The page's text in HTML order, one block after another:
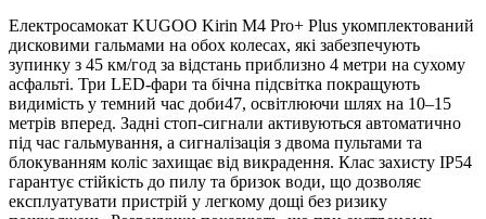
Електросамокат KUGOO Kirin M4 Pro+ Plus укомплектований
дисковими гальмами на обох колесах, які забезпечують
зупинку з 45 км/год за відстань приблизно 4 метри на сухому
асфальті. Три LED-фари та бічна підсвітка покращують
видимість у темний час доби47, освітлюючи шлях на 10–15
метрів вперед. Задні стоп-сигнали активуються автоматично
під час гальмування, а сигналізація з двома пультами та
блокуванням коліс захищає від викрадення. Клас захисту IP54
гарантує стійкість до пилу та бризок води, що дозволяє
експлуатувати пристрій у легкому дощі без ризику